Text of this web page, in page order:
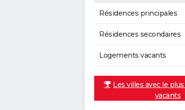
Résidences principales
Résidences secondaires
Logements vacants
Les villes avec le
vacants